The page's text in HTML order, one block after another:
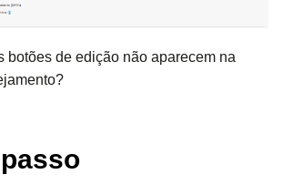
botões de edição não aparecem na